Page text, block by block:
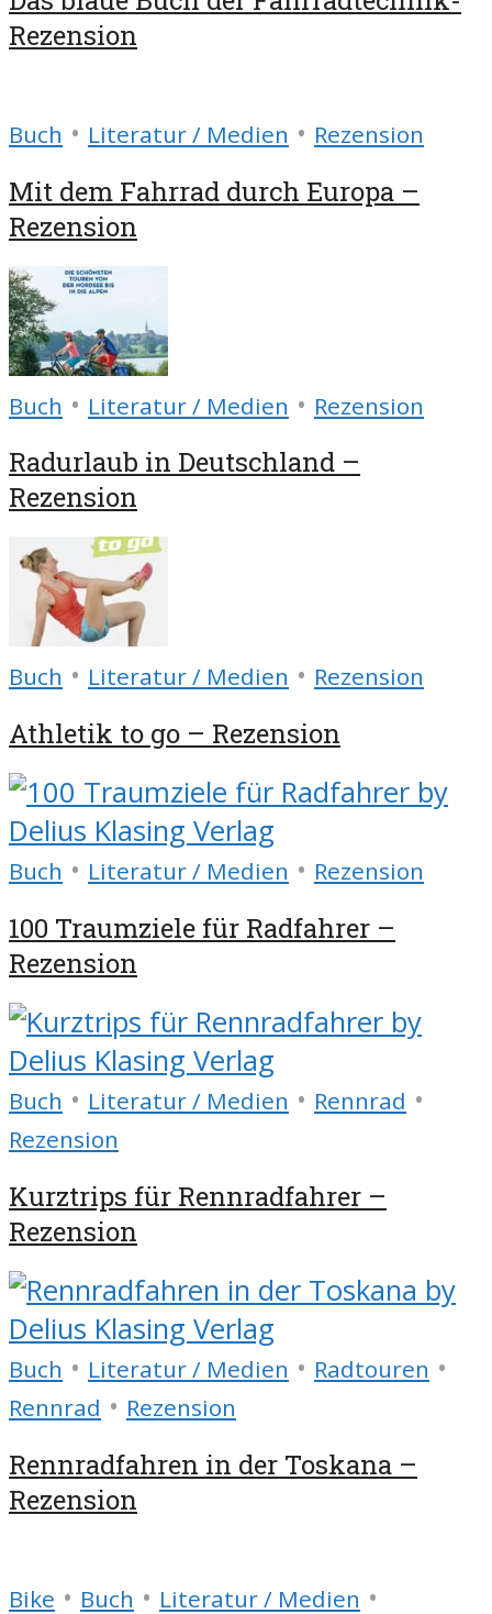
Rezension
Buch • Literatur / Medien • Rezension
Mit dem Fahrrad durch Europa –
Rezension
Buch • Literatur / Medien • Rezension
Radurlaub in Deutschland –
Rezension
Buch • Literatur / Medien • Rezension
Athletik to go – Rezension
Buch • Literatur / Medien • Rezension
100 Traumziele für Radfahrer –
Rezension
Buch • Literatur / Medien • Rennrad •
Rezension
Kurztrips für Rennradfahrer –
Rezension
Buch • Literatur / Medien • Radtouren •
Rennrad • Rezension
Rennradfahren in der Toskana –
Rezension
Bike • Buch • Literatur / Medien •